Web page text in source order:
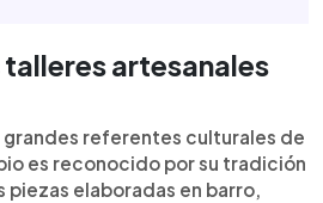
artesanales
grandes referentes culturales de
es reconocido por su tradición
piezas elaboradas en barro,